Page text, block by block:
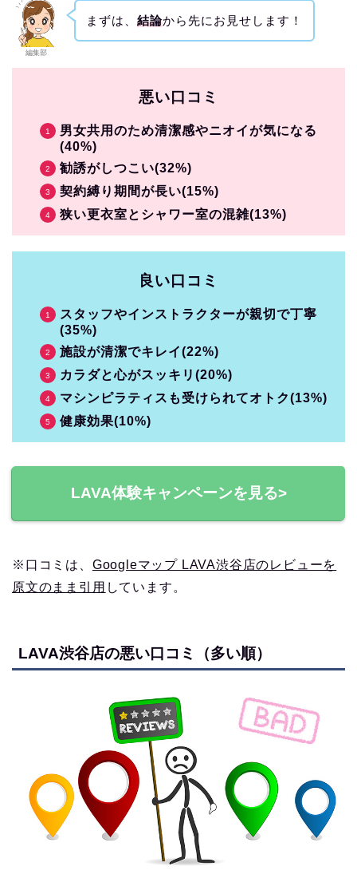
編集部
まずは、 結論から先にお見せします！
悪い口コミ
男女共用のため清潔感やニオイが気になる
(40%)
勧誘がしつこい(32%)
契約縛り期間が長い(15%)
狭い更衣室とシャワー室の混雑(13%)
良い口コミ
スタッフやインストラクターが親切で丁寧
(35%)
施設が清潔でキレイ(22%)
カラダと心がスッキリ(20%)
マシンピラティスも受けられてオトク(13%)
健康効果(10%)
LAVA体験キャンペーンを見る>
※口コミは、 Googleマップ LAVA渋谷店のレビューを
原文のまま引用 しています。
LAVA渋谷店の悪い口コミ（多い順）